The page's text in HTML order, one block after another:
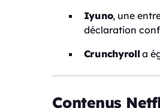
Iyuno, une
déclaration
Crunchyrolla
Contenus